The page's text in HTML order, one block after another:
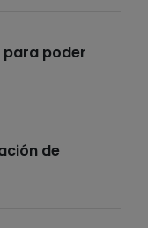
para poder
de